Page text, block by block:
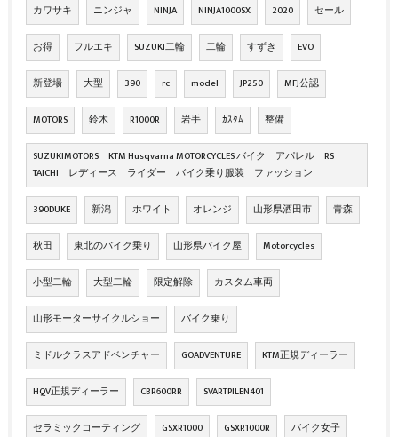
カワサキ ニンジャ NINJA NINJA1000SX 2020 セール
お得 フルエキ SUZUKI二輪 二輪 すずき EVO
新登場 大型 390 rc model JP250 MFJ公認
MOTORS 鈴木 R1000R 岩手 ｶｽﾀﾑ 整備
SUZUKIMOTORS KTM Husqvarna MOTORCYCLES バイク アパレル RS
TAICHI レディース ライダー バイク乗り服装 ファッション
390DUKE 新潟 ホワイト オレンジ 山形県酒田市 青森
秋田 東北のバイク乗り 山形県バイク屋 Motorcycles
小型二輪 大型二輪 限定解除 カスタム車両
山形モーターサイクルショー バイク乗り
ミドルクラスアドベンチャー GOADVENTURE KTM正規ディーラー
HQV正規ディーラー CBR600RR SVARTPILEN401
セラミックコーティング GSXR1000 GSXR1000R バイク女子